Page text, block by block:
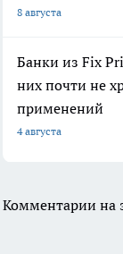
8 августа
Банки из Fix
них почти не
применений
4 августа
Комментарии на